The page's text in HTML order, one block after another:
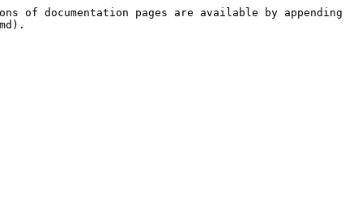
documentation pages are available by appending